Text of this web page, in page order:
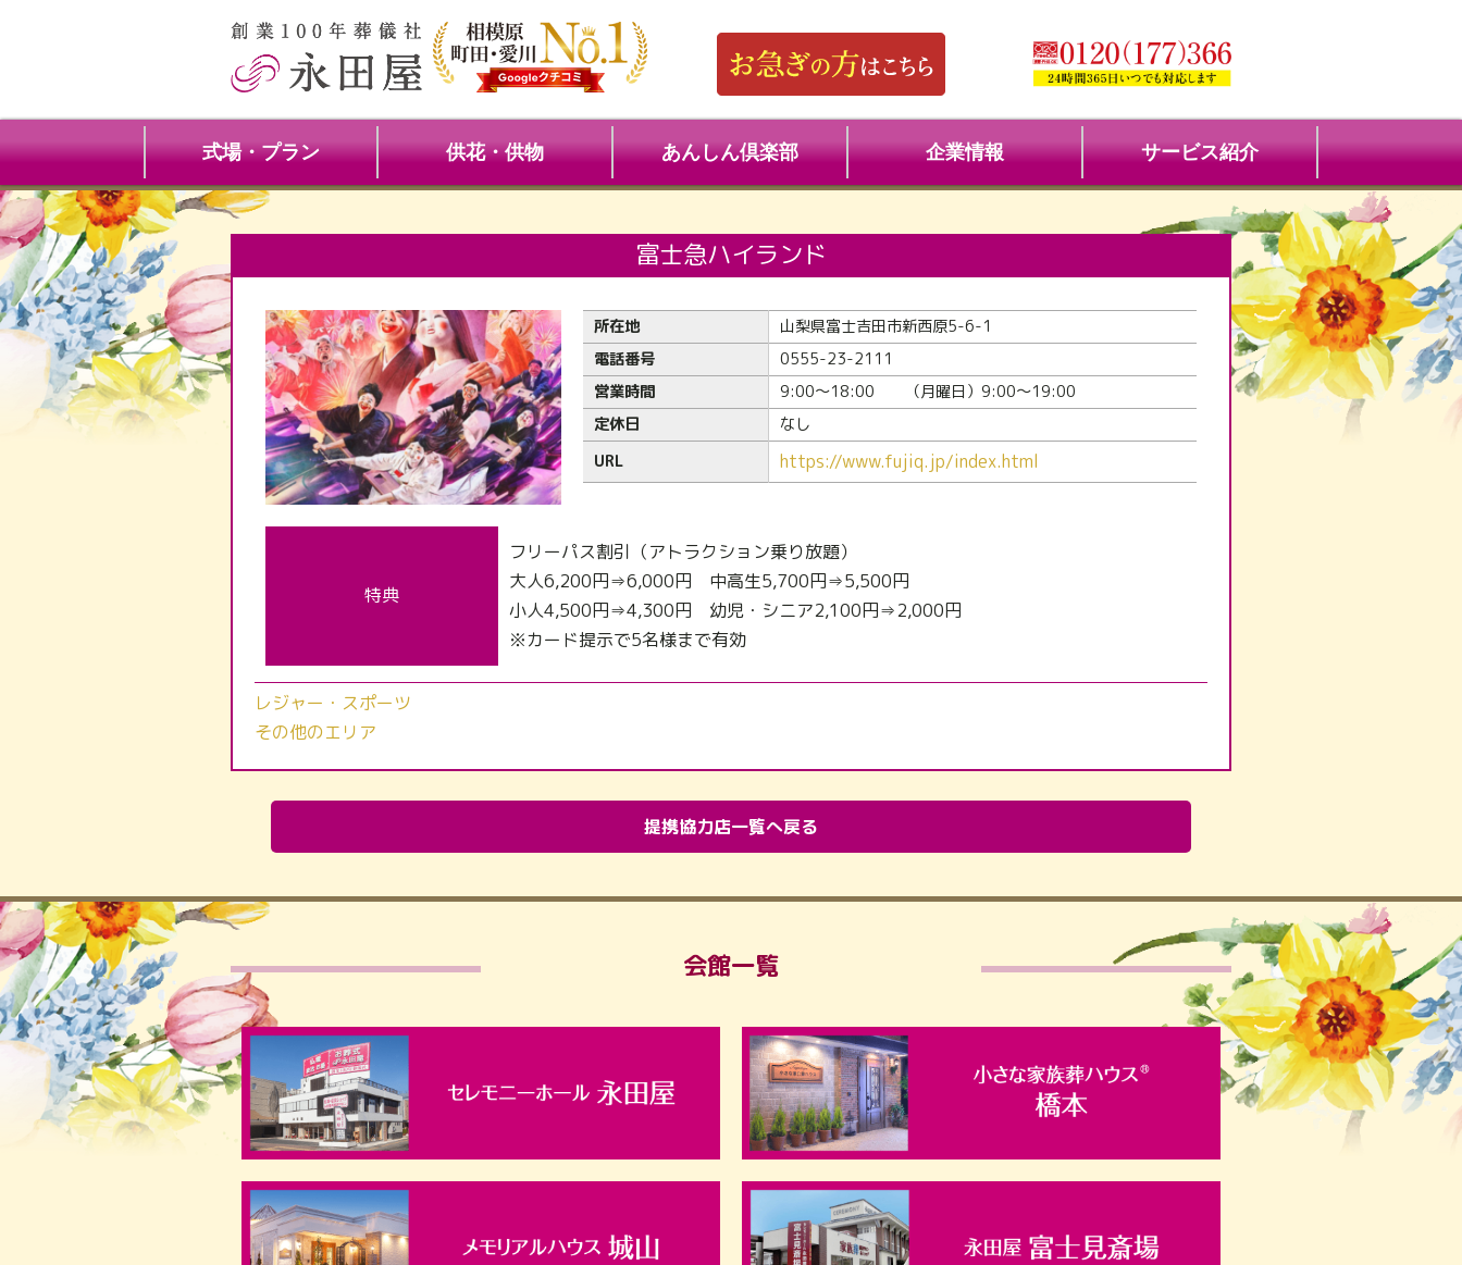
式場・プラン 供花・供物 あんしん倶楽部 企業情報 サービス紹介
富士急ハイランド
所在地
山梨県富士吉田市新西原5-6-1
電話番号
0555-23-2111
営業時間
9:00～18:00 （月曜日）9:00～19:00
定休日
なし
URL
https://www.fujiq.jp/index.html
特典
フリーパス割引（アトラクション乗り放題）
大人6,200円⇒6,000円 中高生5,700円⇒5,500円
小人4,500円⇒4,300円 幼児・シニア2,100円⇒2,000円
※カード提示で5名様まで有効
レジャー・スポーツ
その他のエリア
提携協力店一覧へ戻る
会館一覧